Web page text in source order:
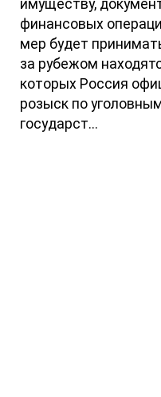
имуществу,
финансовых
мер будет
за рубежом
которых Россия
розыск по
государст...